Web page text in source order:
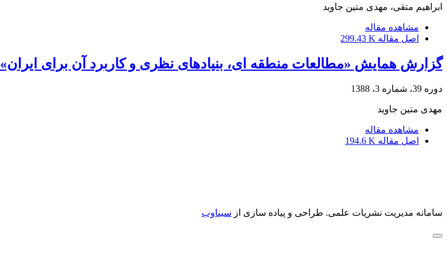
ابراهیم متقی، مهدی متین جاوید
مشاهده مقاله
اصل مقاله 299.43 K
گزارش همایش «مطالعات منطقه ای، بنیادهای نظری و کاربرد آن برای ایران» 16 اردیبهشت 1388
دوره 39، شماره 3، 1388
مهدی متین جاوید
مشاهده مقاله
اصل مقاله 194.6 K
سامانه مدیریت نشریات علمی. طراحی و پیاده سازی از سیناوب